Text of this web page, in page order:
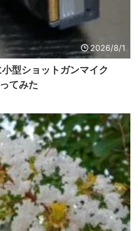
2026/8/1
型ショットガンマイク
てみた